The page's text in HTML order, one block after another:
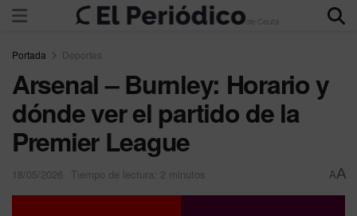
Portada Deportes
Arsenal – Burnley: Horario y
dónde ver el partido de la
Premier League
18/05/2026 Tiempo de lectura: 2 minutos AA